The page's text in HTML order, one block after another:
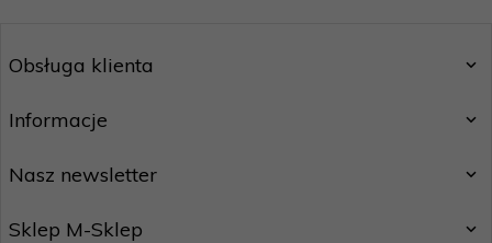
Obsługa klienta
Informacje
Nasz newsletter
Sklep M-Sklep